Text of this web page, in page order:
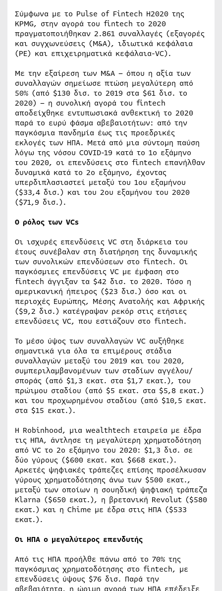
Σύμφωνα με το Pulse of Fintech H2020 της
KPMG, στην αγορά του fintech το 2020
πραγματοποιήθηκαν 2.861 συναλλαγές (εξαγορές
και συγχωνεύσεις (M&A), ιδιωτικά κεφάλαια
(PE) και επιχειρηματικά κεφάλαια-VC).
Με την εξαίρεση των M&A – όπου η αξία των
συναλλαγών σημείωσε πτώση μεγαλύτερη από
50% (από $130 δισ. το 2019 στα $61 δισ. το
2020) – η συνολική αγορά του fintech
αποδείχθηκε εντυπωσιακά ανθεκτική το 2020
παρά το ευρύ φάσμα αβεβαιοτήτων: από την
παγκόσμια πανδημία έως τις προεδρικές
εκλογές των ΗΠΑ. Μετά από μια σύντομη παύση
λόγω της νόσου COVID-19 κατά το 1ο εξάμηνο
του 2020, οι επενδύσεις στο fintech επανήλθαν
δυναμικά κατά το 2ο εξάμηνο, έχοντας
υπερδιπλασιαστεί μεταξύ του 1ου εξαμήνου
($33,4 δισ.) και του 2ου εξαμήνου του 2020
($71,9 δισ.).
Ο ρόλος των VCs
Οι ισχυρές επενδύσεις VC στη διάρκεια του
έτους συνέβαλαν στη διατήρηση της δυναμικής
των συνολικών επενδύσεων στο fintech. Οι
παγκόσμιες επενδύσεις VC με έμφαση στο
fintech άγγιξαν τα $42 δισ. το 2020. Τόσο η
αμερικανική ήπειρος ($23 δισ.) όσο και οι
περιοχές Ευρώπης, Μέσης Ανατολής και Αφρικής
($9,2 δισ.) κατέγραψαν ρεκόρ στις ετήσιες
επενδύσεις VC, που εστιάζουν στο fintech.
Το μέσο ύψος των συναλλαγών VC αυξήθηκε
σημαντικά για όλα τα επιμέρους στάδια
συναλλαγών μεταξύ του 2019 και του 2020,
συμπεριλαμβανομένων των σταδίων αγγέλου/
σποράς (από $1,3 εκατ. στα $1,7 εκατ.), του
πρώιμου σταδίου (από $5 εκατ. στα $5,8 εκατ.)
και του προχωρημένου σταδίου (από $10,5 εκατ.
στα $15 εκατ.).
Η Robinhood, μια wealthtech εταιρεία με έδρα
τις ΗΠΑ, άντλησε τη μεγαλύτερη χρηματοδότηση
από VC το 2ο εξάμηνο του 2020: $1,3 δισ. σε
δύο γύρους ($600 εκατ. και $668 εκατ.).
Αρκετές ψηφιακές τράπεζες επίσης προσέλκυσαν
γύρους χρηματοδότησης άνω των $500 εκατ.,
μεταξύ των οποίων η σουηδική ψηφιακή τράπεζα
Klarna ($650 εκατ.), η βρετανική Revolut ($580
εκατ.) και η Chime με έδρα στις ΗΠΑ ($533
εκατ.).
Οι ΗΠΑ ο μεγαλύτερος επενδυτής
Από τις ΗΠΑ προήλθε πάνω από το 70% της
παγκόσμιας χρηματοδότησης στο fintech, με
επενδύσεις ύψους $76 δισ. Παρά την